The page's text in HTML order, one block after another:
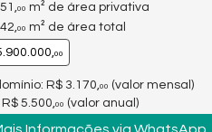
00 m² de área privativa
00 m² de área total
00
R$ 3.170, 00 (valor mensal)
R$ 5.500, 00 (valor anual)
Informações via WhatsApp